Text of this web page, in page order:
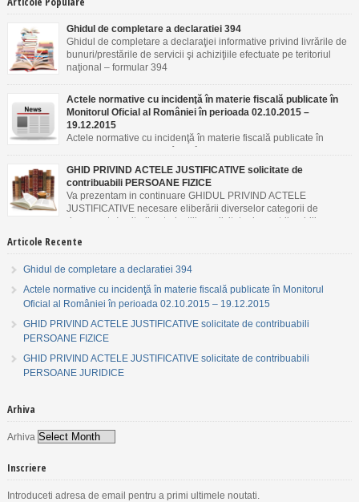
Ghidul de completare a declaratiei 394
Ghidul de completare a declaraţiei informative privind livrările de
bunuri/prestările de servicii şi achiziţiile efectuate pe teritoriul
naţional – formular 394
Actele normative cu incidenţă în materie fiscală publicate în
Monitorul Oficial al României în perioada 02.10.2015 –
19.12.2015
Actele normative cu incidenţă în materie fiscală publicate în
GHID PRIVIND ACTELE JUSTIFICATIVE solicitate de
contribuabili PERSOANE FIZICE
Va prezentam in continuare GHIDUL PRIVIND ACTELE
JUSTIFICATIVE necesare eliberării diverselor categorii de
documente/emiterii autorizaţiilor solicitate de contribuabili
Articole Recente
Ghidul de completare a declaratiei 394
Actele normative cu incidenţă în materie fiscală publicate în Monitorul
Oficial al României în perioada 02.10.2015 – 19.12.2015
GHID PRIVIND ACTELE JUSTIFICATIVE solicitate de contribuabili
PERSOANE FIZICE
GHID PRIVIND ACTELE JUSTIFICATIVE solicitate de contribuabili
PERSOANE JURIDICE
Arhiva
Arhiva
Inscriere
Introduceti adresa de email pentru a primi ultimele noutati.